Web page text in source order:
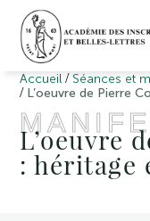
Accueil / Séances et
/ L’oeuvre de Pierre
L’oeuvre
: héritage